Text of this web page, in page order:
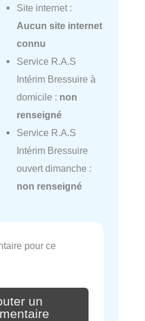
Site internet :
Aucun site internet
connu
Service R.A.S
Intérim Bressuire à
domicile : non
renseigné
Service R.A.S
Intérim Bressuire
ouvert dimanche :
non renseigné
pour ce
un